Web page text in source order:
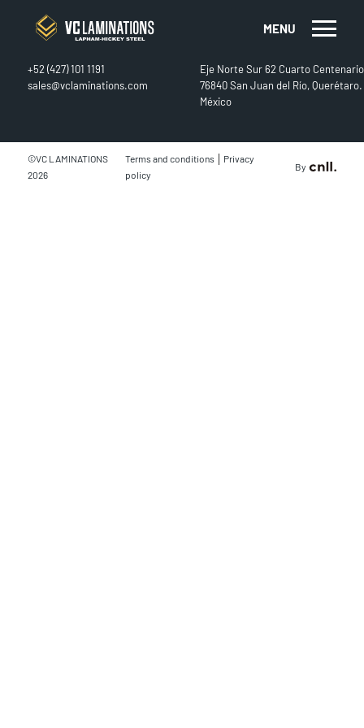
MENU
CONTACT
+52 (427) 101 1191
sales@vclaminations.com
Eje Norte Sur 62 Cuarto Centenario
76840 San Juan del Río, Querétaro.
México
©VC LAMINATIONS
2026
Terms and conditions | Privacy
policy
By